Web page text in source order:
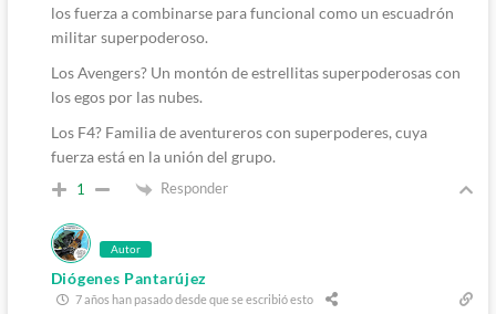
los fuerza a combinarse para funcional como un escuadrón
militar superpoderoso.
Los Avengers? Un montón de estrellitas superpoderosas con
los egos por las nubes.
Los F4? Familia de aventureros con superpoderes, cuya
fuerza está en la unión del grupo.
1 Responder
Autor
Diógenes Pantarújez
7 años han pasado desde que se escribió esto